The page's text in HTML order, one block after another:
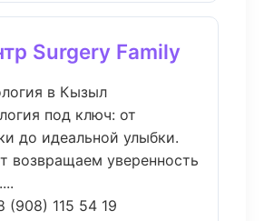
Surgery Family
в Кызыл
под ключ: от
до идеальной улыбки.
возвращаем уверенность
(908) 115 54 19